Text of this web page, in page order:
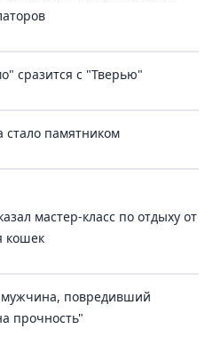
сразится с "Тверью"
стало памятником
мастер-класс по отдыху от
кошек
повредивший
прочность"